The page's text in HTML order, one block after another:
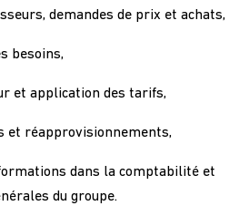
demandes de prix et achats,
besoins,
et application des tarifs,
et réapprovisionnements,
dans la comptabilité et
du groupe.